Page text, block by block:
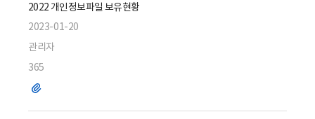
2022 개인정보파일 보유현황
2023-01-20
관리자
365
파